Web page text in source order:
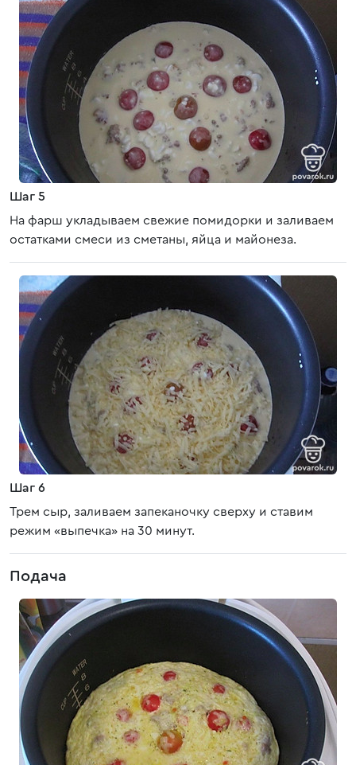
Шаг 5
На фарш укладываем свежие помидорки и заливаем
остатками смеси из сметаны, яйца и майонеза.
Шаг 6
Трем сыр, заливаем запеканочку сверху и ставим
режим «выпечка» на 30 минут.
Подача